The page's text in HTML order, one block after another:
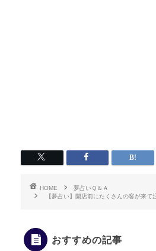
HOME
夢占いＱ＆Ａ
【夢占い】開店前にたくさんの客が来て
おすすめの記事